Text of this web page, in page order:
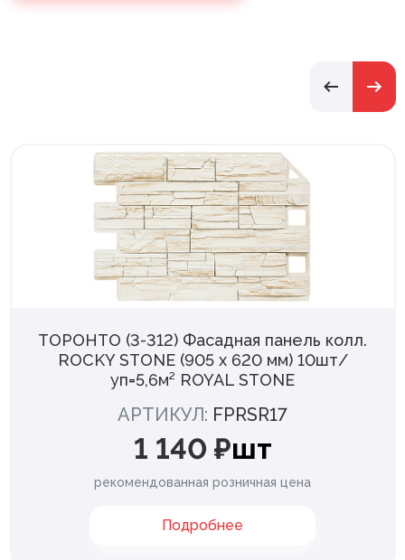
ТОРОНТО (3-312) Фасадная панель колл.
ROCKY STONE (905 х 620 мм) 10шт/
уп=5,6м² ROYAL STONE
АРТИКУЛ: FPRSR17
1 140 ₽шт
рекомендованная розничная цена
Подробнее